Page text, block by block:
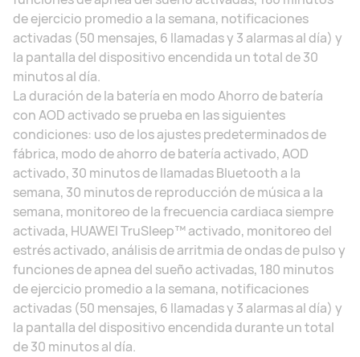
de ejercicio promedio a la semana, notificaciones
activadas (50 mensajes, 6 llamadas y 3 alarmas al día) y
la pantalla del dispositivo encendida un total de 30
minutos al día.
La duración de la batería en modo Ahorro de batería
con AOD activado se prueba en las siguientes
condiciones: uso de los ajustes predeterminados de
fábrica, modo de ahorro de batería activado, AOD
activado, 30 minutos de llamadas Bluetooth a la
semana, 30 minutos de reproducción de música a la
semana, monitoreo de la frecuencia cardiaca siempre
activada, HUAWEI TruSleep™ activado, monitoreo del
estrés activado, análisis de arritmia de ondas de pulso y
funciones de apnea del sueño activadas, 180 minutos
de ejercicio promedio a la semana, notificaciones
activadas (50 mensajes, 6 llamadas y 3 alarmas al día) y
la pantalla del dispositivo encendida durante un total
de 30 minutos al día.